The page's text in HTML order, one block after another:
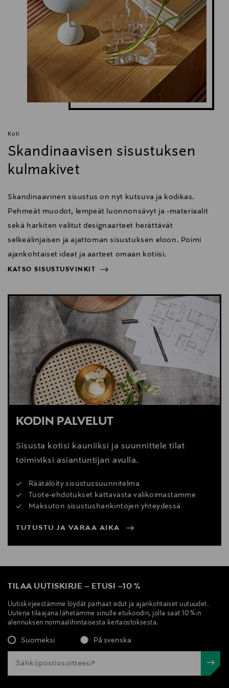
Koti
Skandinaavisen sisustuksen
kulmakivet
Skandinaavinen sisustus on nyt kutsuva ja kodikas.
Pehmeät muodot, lempeät luonnonsävyt ja -materiaalit
sekä harkiten valitut designaarteet herättävät
selkeälinjaisen ja ajattoman sisustuksen eloon. Poimi
ajankohtaiset ideat ja aarteet omaan kotiisi.
KATSO SISUSTUSVINKIT
KATSO SISUSTUSVINKIT
KODIN PALVELUT
Sisusta kotisi kauniiksi ja suunnittele tilat
toimiviksi asiantuntijan avulla.
Räätälöity sisustussuunnitelma
Tuote-ehdotukset kattavasta valikoimastamme
Maksuton sisustushankintojen yhteydessä
TUTUSTU JA VARAA AIKA
TILAA UUTISKIRJE – ETUSI –10 %
Uutiskirjeestämme löydät parhaat edut ja ajankohtaiset uutuudet.
Uutena tilaajana lähetämme sinulle etukoodin, jolla saat 10 %:n
alennuksen normaalihintaisesta kertaostoksesta.
Suomeksi På svenska